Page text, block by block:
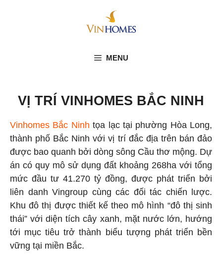
MENU
VỊ TRÍ VINHOMES BẮC NINH
Vinhomes Bắc Ninh tọa lạc tại phường Hòa Long,
thành phố Bắc Ninh với vị trí đắc địa trên bán đảo
được bao quanh bởi dòng sông Cầu thơ mộng. Dự
án có quy mô sử dụng đất khoảng 268ha với tổng
mức đầu tư 41.270 tỷ đồng, được phát triển bởi
liên danh Vingroup cùng các đối tác chiến lược.
Khu đô thị được thiết kế theo mô hình “đô thị sinh
thái” với diện tích cây xanh, mặt nước lớn, hướng
tới mục tiêu trở thành biểu tượng phát triển bền
vững tại miền Bắc.